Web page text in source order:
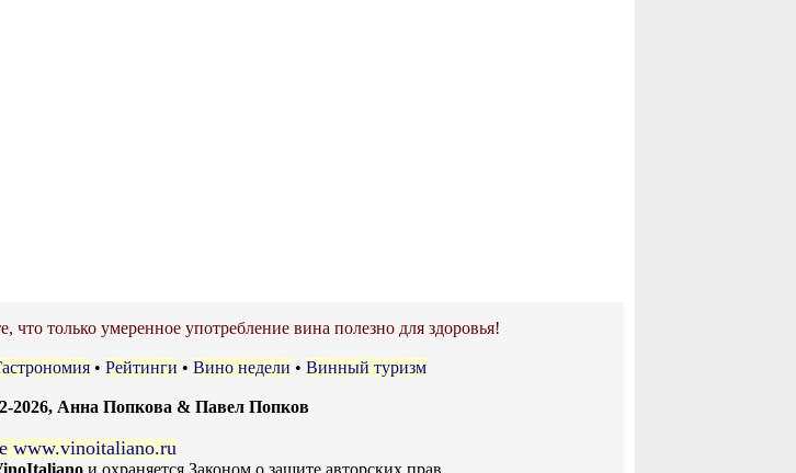
только умеренное употребление вина полезно для здоровья!
• Рейтинги • Вино недели • Винный туризм
2026, Анна Попкова & Павел Попков
www.vinoitaliano.ru
и охраняется Законом о защите авторских прав.